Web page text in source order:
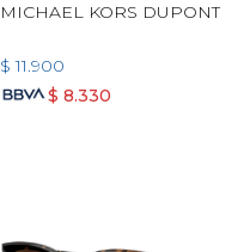
MICHAEL KORS DUPONT
$ 11.900
$ 8.330